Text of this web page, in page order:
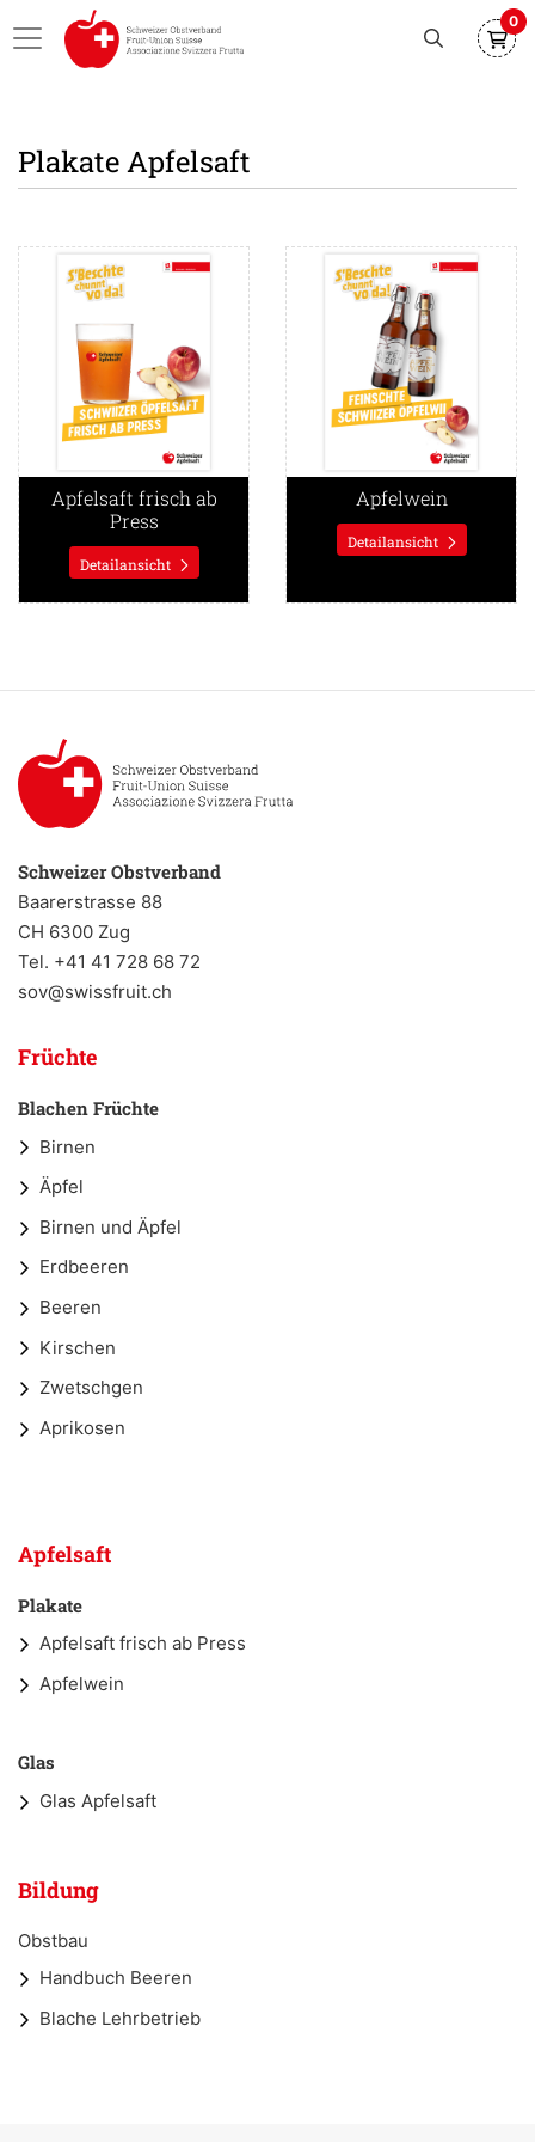
0
Plakate Apfelsaft
Apfelsaft frisch ab
Press
Detailansicht
Detailansicht Apfelsaft frisch ab Press
Apfelwein
Detailansicht
Detailansicht Apfelwein
Schweizer Obstverband
Baarerstrasse 88
CH 6300 Zug
Tel. +41 41 728 68 72
sov@swissfruit.ch
Früchte
Blachen Früchte
Birnen
Äpfel
Birnen und Äpfel
Erdbeeren
Beeren
Kirschen
Zwetschgen
Aprikosen
Apfelsaft
Plakate
Apfelsaft frisch ab Press
Apfelwein
Glas
Glas Apfelsaft
Bildung
Obstbau
Handbuch Beeren
Blache Lehrbetrieb